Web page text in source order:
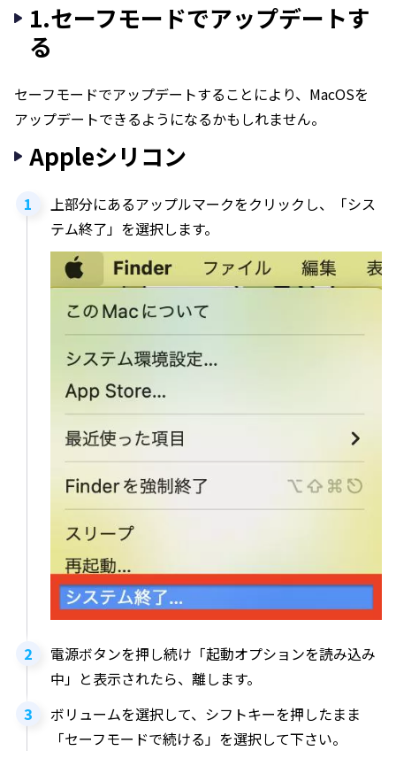
1.セーフモードでアップデートす
る
セーフモードでアップデートすることにより、MacOSを
アップデートできるようになるかもしれません。
Appleシリコン
上部分にあるアップルマークをクリックし、「シス
テム終了」を選択します。
電源ボタンを押し続け「起動オプションを読み込み
中」と表示されたら、離します。
ボリュームを選択して、シフトキーを押したまま
「セーフモードで続ける」を選択して下さい。